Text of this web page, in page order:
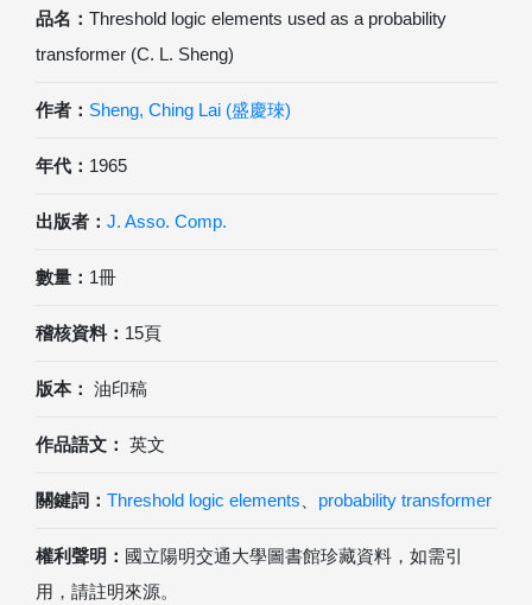
品名： Threshold logic elements used as a probability
transformer (C. L. Sheng)
作者： Sheng, Ching Lai (盛慶琜)
年代： 1965
出版者： J. Asso. Comp.
數量： 1冊
稽核資料： 15頁
版本： 油印稿
作品語文： 英文
關鍵詞： Threshold logic elements probability transformer
權利聲明： 國立陽明交通大學圖書館珍藏資料，如需引
用，請註明來源。